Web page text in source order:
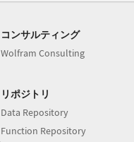
コンサルティング
Wolfram Consulting
リポジトリ
Data Repository
Function Repository